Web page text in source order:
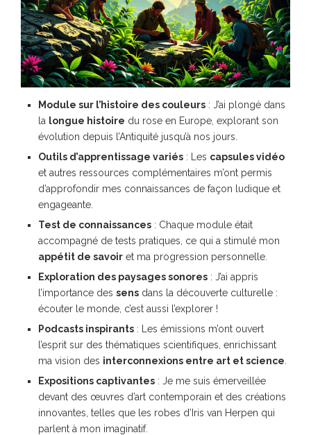
Module sur l’histoire des couleurs : J’ai plongé dans
la longue histoire du rose en Europe, explorant son
évolution depuis l’Antiquité jusqu’à nos jours.
Outils d’apprentissage variés : Les capsules vidéo
et autres ressources complémentaires m’ont permis
d’approfondir mes connaissances de façon ludique et
engageante.
Test de connaissances : Chaque module était
accompagné de tests pratiques, ce qui a stimulé mon
appétit de savoir et ma progression personnelle.
Exploration des paysages sonores : J’ai appris
l’importance des sens dans la découverte culturelle :
écouter le monde, c’est aussi l’explorer !
Podcasts inspirants : Les émissions m’ont ouvert
l’esprit sur des thématiques scientifiques, enrichissant
ma vision des interconnexions entre art et science
Expositions captivantes : Je me suis émerveillée
devant des œuvres d’art contemporain et des créations
innovantes, telles que les robes d’Iris van Herpen qui
parlent à mon imaginatif.